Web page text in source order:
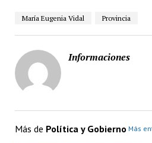
María Eugenia Vidal Provincia
Informaciones
Más de Política y Gobierno Más